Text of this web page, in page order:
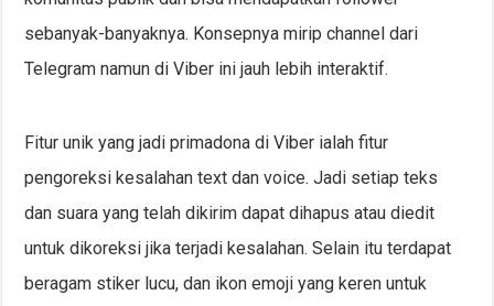
sebanyak-banyaknya. Konsepnya mirip channel dari
Telegram namun di Viber ini jauh lebih interaktif.
Fitur unik yang jadi primadona di Viber ialah fitur
pengoreksi kesalahan text dan voice. Jadi setiap teks
dan suara yang telah dikirim dapat dihapus atau diedit
untuk dikoreksi jika terjadi kesalahan. Selain itu terdapat
beragam stiker lucu, dan ikon emoji yang keren untuk